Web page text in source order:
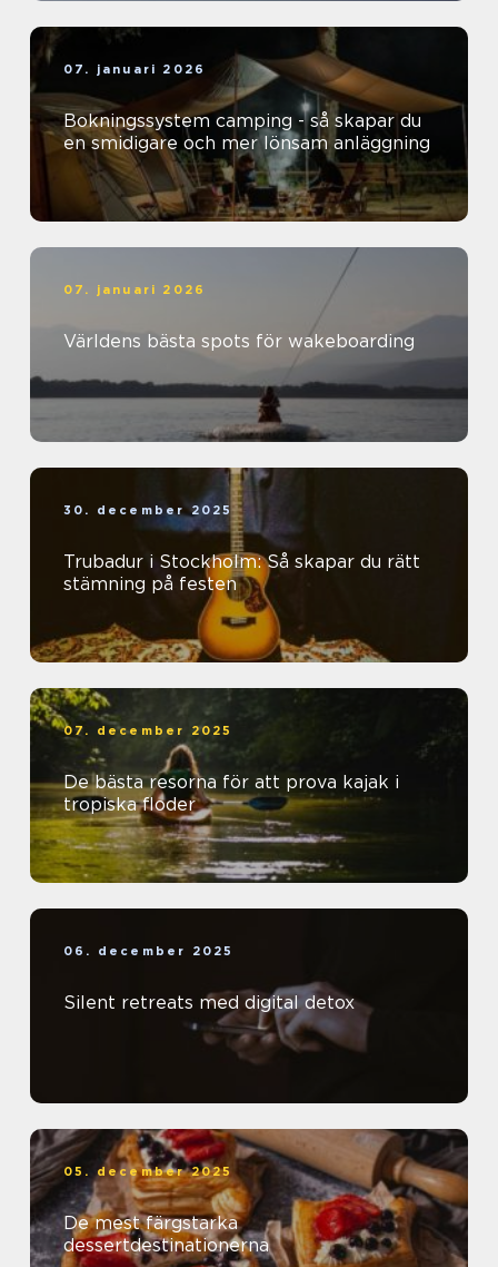
07. januari 2026
Bokningssystem camping - så skapar du
en smidigare och mer lönsam anläggning
07. januari 2026
Världens bästa spots för wakeboarding
30. december 2025
Trubadur i Stockholm: Så skapar du rätt
stämning på festen
07. december 2025
De bästa resorna för att prova kajak i
tropiska floder
06. december 2025
Silent retreats med digital detox
05. december 2025
De mest färgstarka
dessertdestinationerna